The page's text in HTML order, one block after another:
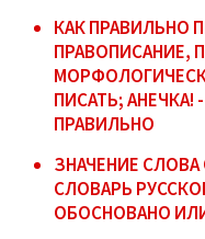
КАК ПРАВИЛЬНО
ПРАВОПИСАНИЕ,
ПИСАТЬ; АНЕЧКА!
ПРАВИЛЬНО
ЗНАЧЕНИЕ
СЛОВАРЬ
ОБОСНОВАНО